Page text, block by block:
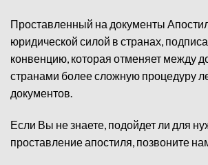
Проставленный на документы
юридической силой в странах,
конвенцию, которая отменяет между
странами более сложную процедуру
документов.
Если Вы не знаете, подойдет ли для
проставление апостиля, позвоните